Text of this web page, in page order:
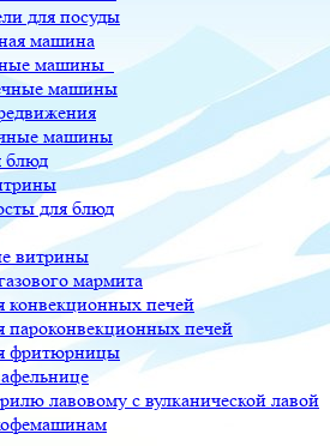
для посуды
машина
машины
машины
машины
блюд
для блюд
витрины
мармита
конвекционных печей
пароконвекционных печей
фритюрницы
лавовому с вулканической лавой